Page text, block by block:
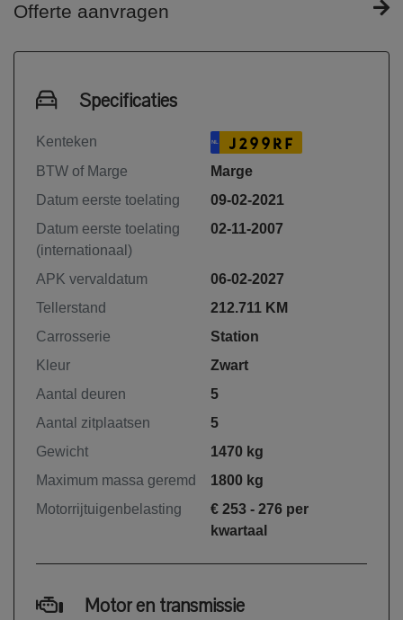
Offerte aanvragen
Specificaties
Kenteken NL J299RF
BTW of Marge
Marge
Datum eerste toelating
09-02-2021
Datum eerste toelating
(internationaal)
02-11-2007
APK vervaldatum
06-02-2027
Tellerstand
212.711 KM
Carrosserie
Station
Kleur
Zwart
Aantal deuren
5
Aantal zitplaatsen
5
Gewicht
1470 kg
Maximum massa geremd
1800 kg
Motorrijtuigenbelasting
€ 253 - 276 per
kwartaal
Motor en transmissie